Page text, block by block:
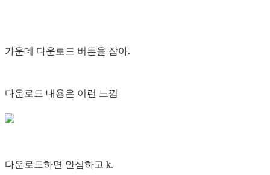
가운데 다운로드 버튼을 잡아.
다운로드 내용은 이런 느낌
다운로드하면 안심하고 k.